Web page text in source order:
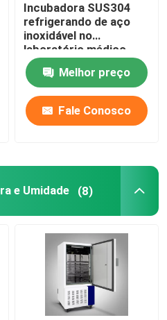
Incubadora SUS304
refrigerando de aço
inoxidável no
laboratório médico
400L
Melhor preço
Fale Conosco
e Umidade (8)